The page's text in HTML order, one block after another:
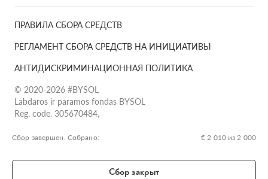
Сбор завершен. Собрано: € 2 010 из 2 000
Сбор закрыт
ПРАВИЛА СБОРА СРЕДСТВ
РЕГЛАМЕНТ СБОРА СРЕДСТВ НА ИНИЦИАТИВЫ
АНТИДИСКРИМИНАЦИОННАЯ ПОЛИТИКА
© 2020-2026 #BYSOL
Labdaros ir paramos fondas BYSOL
Reg. code. 305670484,
g.17-1, LT-13253
SWIFT kodas HABALT22